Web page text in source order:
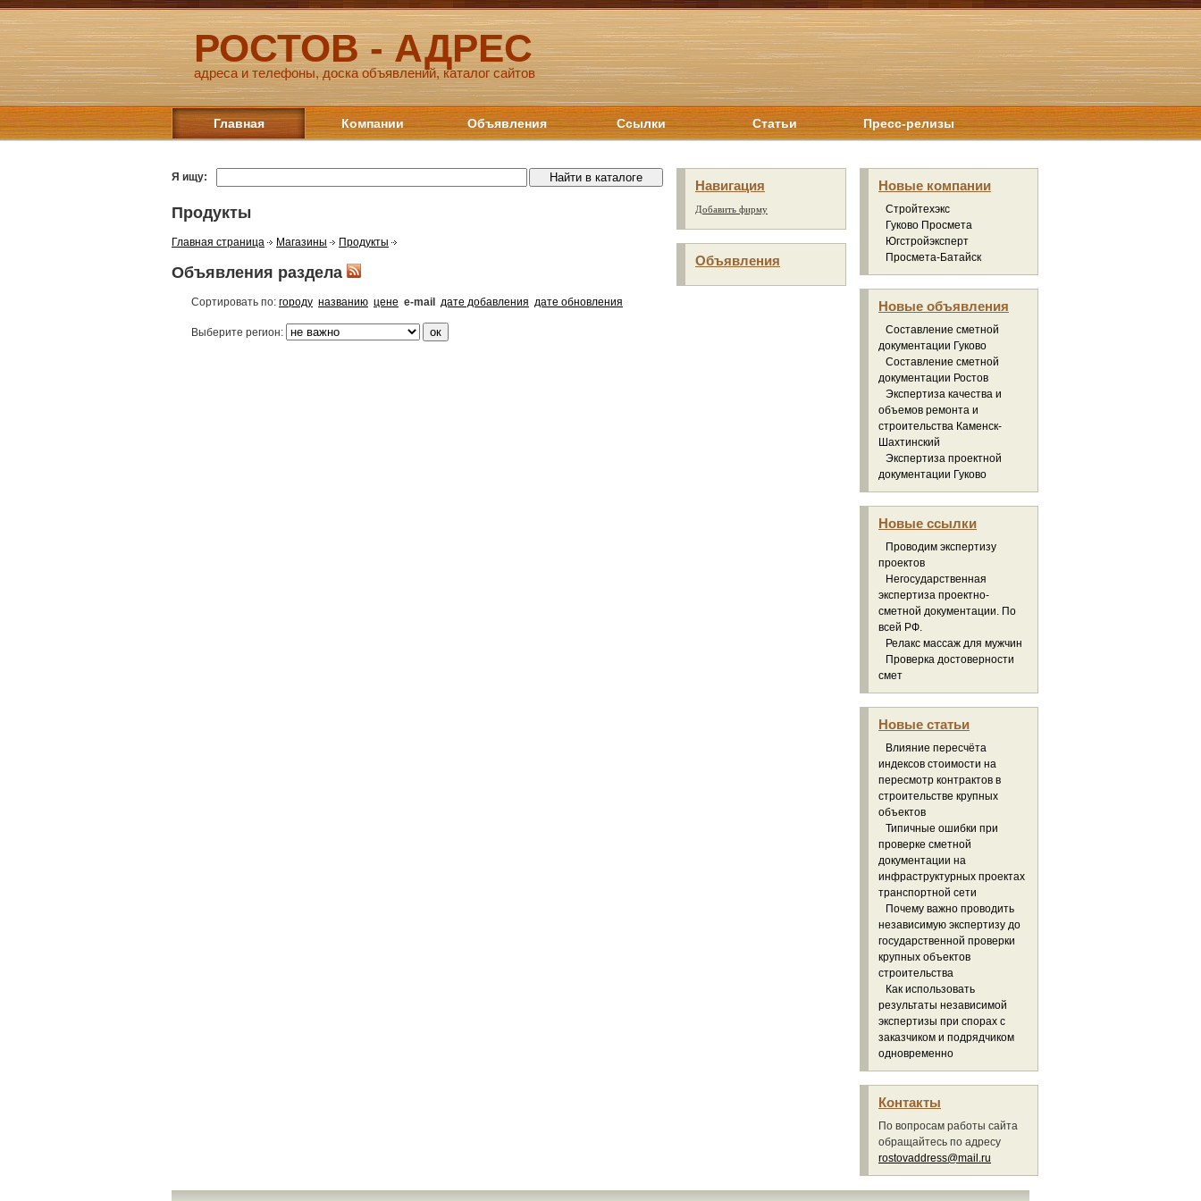
РОСТОВ - АДРЕС
адреса и телефоны, доска объявлений, каталог сайтов
Главная Компании Объявления Ссылки Статьи Пресс-релизы
Я ищу:
Продукты
Главная страница Магазины Продукты
Объявления раздела
Сортировать по: городу названию цене e-mail дате добавления дате обновления
Выберите регион:
Навигация
Добавить фирму
Объявления
Новые компании
Стройтехэкс
Гуково Просмета
Югстройэксперт
Просмета-Батайск
Новые объявления
Составление сметной
документации Гуково
Составление сметной
документации Ростов
Экспертиза качества и
объемов ремонта и
строительства Каменск-
Шахтинский
Экспертиза проектной
документации Гуково
Новые ссылки
Проводим экспертизу
проектов
Негосударственная
экспертиза проектно-
сметной документации. По
всей РФ.
Релакс массаж для мужчин
Проверка достоверности
смет
Новые статьи
Влияние пересчёта
индексов стоимости на
пересмотр контрактов в
строительстве крупных
объектов
Типичные ошибки при
проверке сметной
документации на
инфраструктурных проектах
транспортной сети
Почему важно проводить
независимую экспертизу до
государственной проверки
крупных объектов
строительства
Как использовать
результаты независимой
экспертизы при спорах с
заказчиком и подрядчиком
одновременно
Контакты
По вопросам работы сайта
обращайтесь по адресу
rostovaddress@mail.ru